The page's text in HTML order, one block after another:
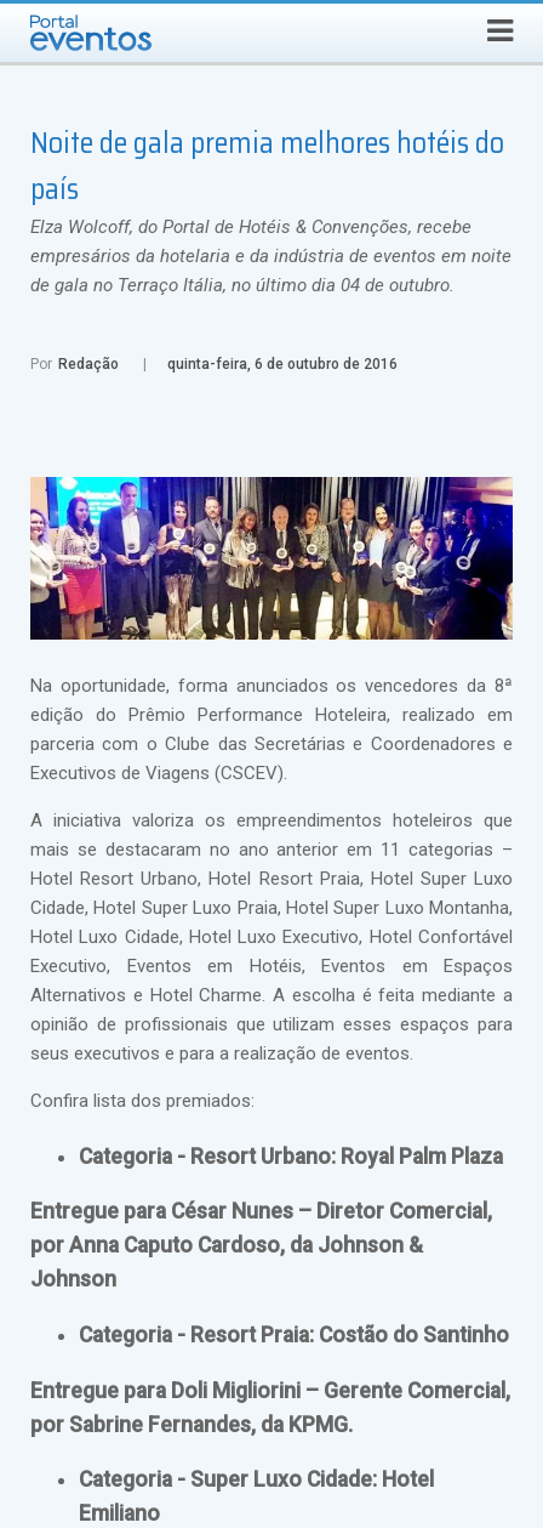
Busca
Noite de gala premia melhores hotéis do
país
Elza Wolcoff, do Portal de Hotéis & Convenções, recebe
empresários da hotelaria e da indústria de eventos em noite
de gala no Terraço Itália, no último dia 04 de outubro.
Por Redação quinta-feira, 6 de outubro de 2016
Na oportunidade, forma anunciados os vencedores da 8ª
edição do Prêmio Performance Hoteleira, realizado em
parceria com o Clube das Secretárias e Coordenadores e
Executivos de Viagens (CSCEV).
A iniciativa valoriza os empreendimentos hoteleiros que
mais se destacaram no ano anterior em 11 categorias –
Hotel Resort Urbano, Hotel Resort Praia, Hotel Super Luxo
Cidade, Hotel Super Luxo Praia, Hotel Super Luxo Montanha,
Hotel Luxo Cidade, Hotel Luxo Executivo, Hotel Confortável
Executivo, Eventos em Hotéis, Eventos em Espaços
Alternativos e Hotel Charme. A escolha é feita mediante a
opinião de profissionais que utilizam esses espaços para
seus executivos e para a realização de eventos.
Confira lista dos premiados:
Categoria - Resort Urbano: Royal Palm Plaza
Entregue para César Nunes – Diretor Comercial,
por Anna Caputo Cardoso, da Johnson &
Johnson
Categoria - Resort Praia: Costão do Santinho
Entregue para Doli Migliorini – Gerente Comercial,
por Sabrine Fernandes, da KPMG.
Categoria - Super Luxo Cidade: Hotel
Emiliano